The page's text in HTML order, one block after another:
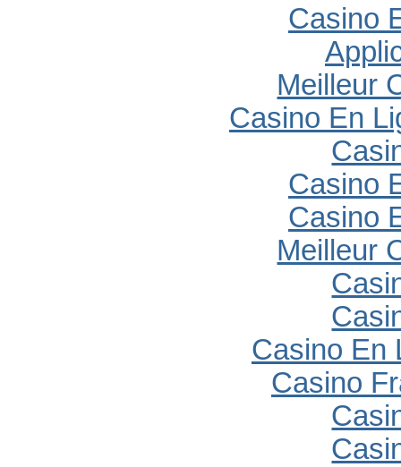
Casino
Meilleur
Casino En
Casino
Casino
Meilleur
Casino En
Casino